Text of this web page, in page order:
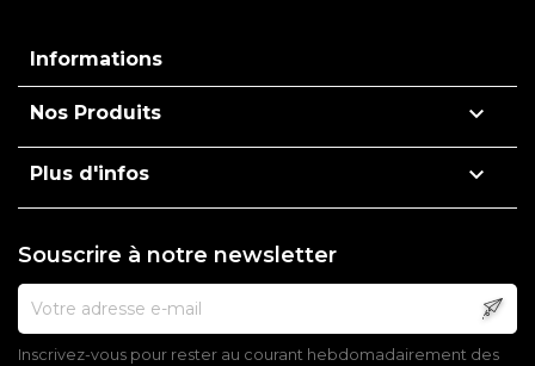
Informations
Nos Produits 
Plus d'infos 
Souscrire à notre newsletter
Inscrivez-vous pour rester au courant hebdomadairement des